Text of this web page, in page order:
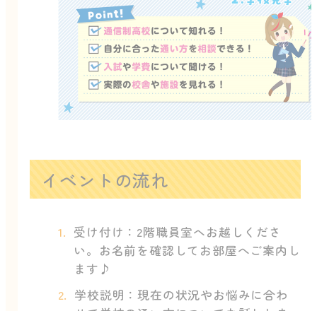
イベントの流れ
受け付け：2階職員室へお越しくださ
い。お名前を確認してお部屋へご案内し
ます♪
学校説明：現在の状況やお悩みに合わ